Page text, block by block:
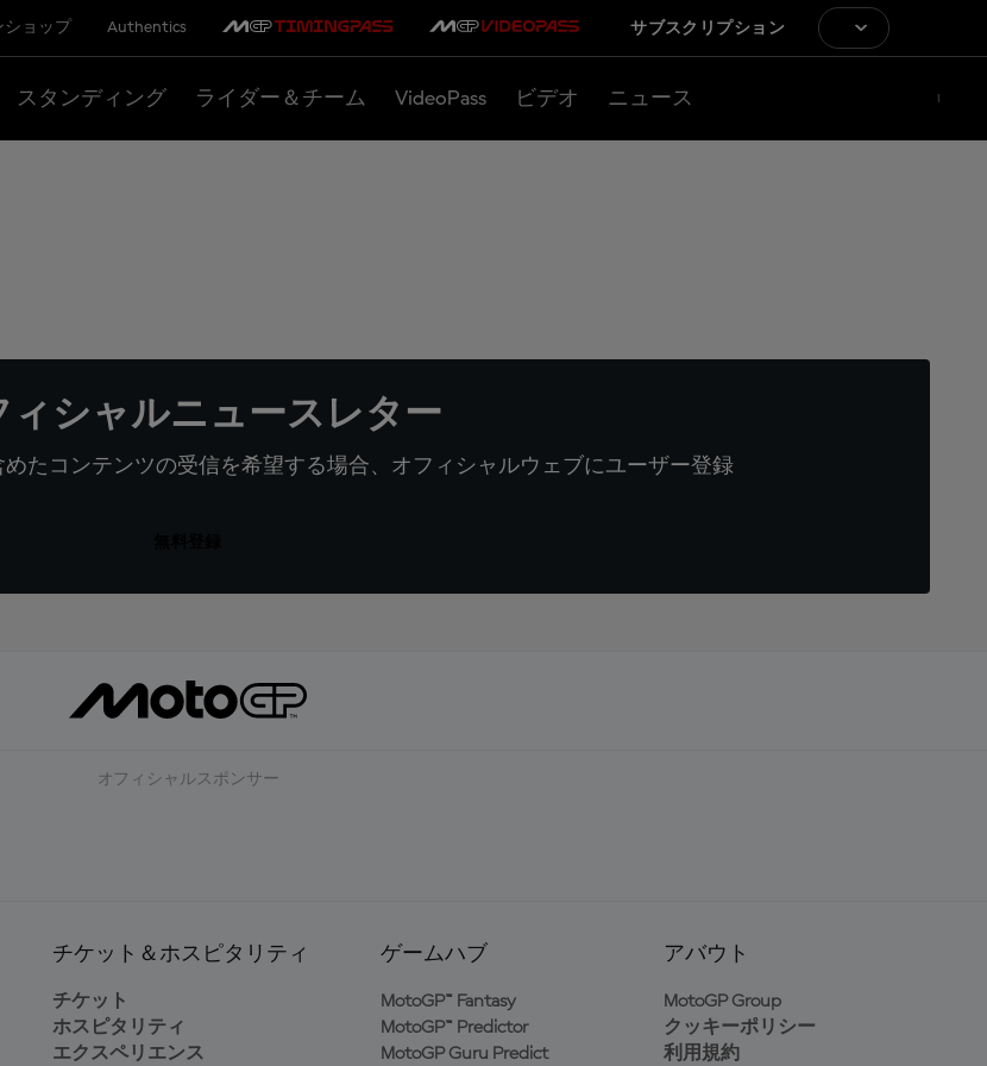
ショップ Authentics サブスクリプション
スタンディング ライダー＆チーム VideoPass ビデオ ニュース
ィシャルニュースレター
たコンテンツの受信を希望する場合、オフィシャルウェブにユーザー登録
オフィシャルスポンサー
チケット＆ホスピタリティ
チケット
ホスピタリティ
エクスペリエンス
ゲームハブ
MotoGP™ Fantasy
MotoGP™ Predictor
MotoGP Guru Predict
アバウト
MotoGP Group
クッキーポリシー
利用規約